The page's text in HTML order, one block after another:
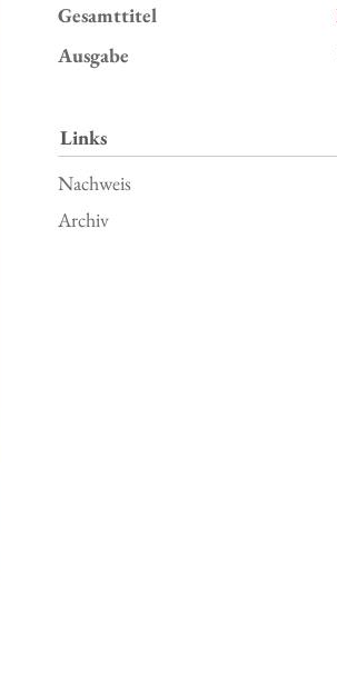
Gesamttitel
Ausgabe
Links
Nachweis
Archiv